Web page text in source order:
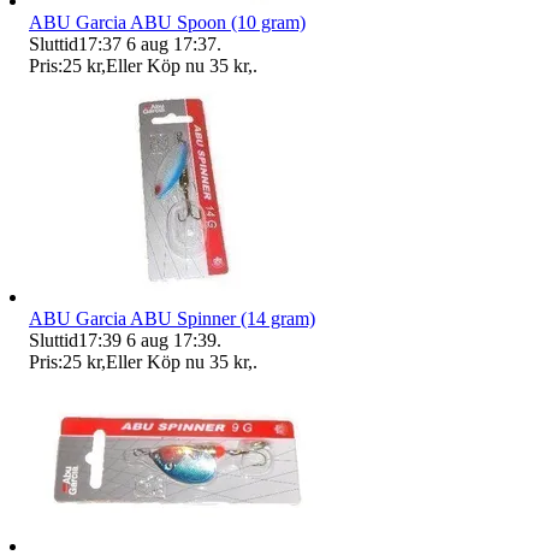
ABU Garcia ABU Spoon (10 gram)
Sluttid17:37 6 aug 17:37.
Pris:25 kr,Eller Köp nu 35 kr,.
ABU Garcia ABU Spinner (14 gram)
Sluttid17:39 6 aug 17:39.
Pris:25 kr,Eller Köp nu 35 kr,.